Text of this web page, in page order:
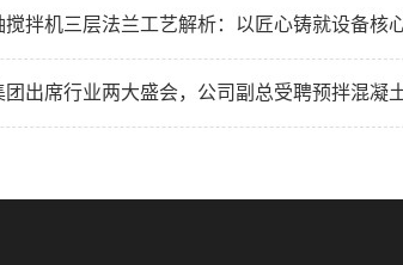
拌机三层法兰工艺解析：以匠心铸就设备核
团出席行业两大盛会，公司副总受聘预拌混凝